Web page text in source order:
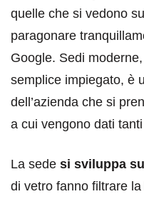
quelle che si vedono
paragonare
Google. Sedi
semplice impiegato, è
dell’azienda che si
a cui vengono dati
La sede si sviluppa
di vetro fanno filtrare